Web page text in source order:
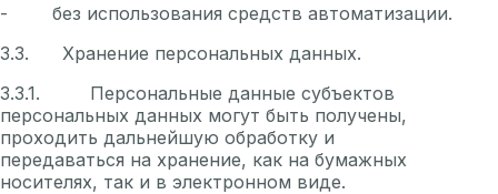
- без использования средств автоматизации.
3.3. Хранение персональных данных.
3.3.1. Персональные данные субъектов
персональных данных могут быть получены,
проходить дальнейшую обработку и
передаваться на хранение, как на бумажных
носителях, так и в электронном виде.